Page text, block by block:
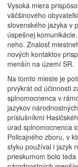
Vysoká miera
väčšinového
slovenského jazyka v
úspešnej
neho. Znalosť
nových kontaktov
menšín na území SR.
Na tomto mieste je
prvýkrát od účinnosti
splnomocnenca v
jazykov
príslušníkmi
úrad splnomocnenca
Policajného zboru, v
styku používal i jazyk
prieskumom bolo